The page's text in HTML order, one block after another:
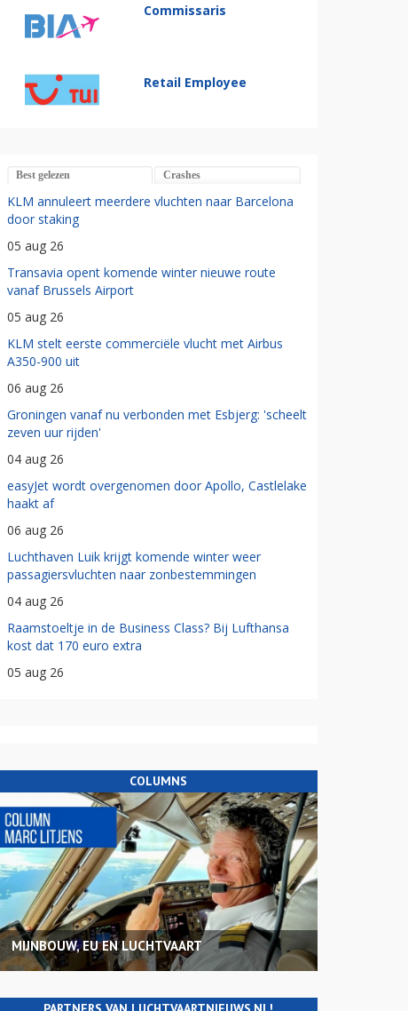
Commissaris
Retail Employee
Best gelezen Crashes
KLM annuleert meerdere vluchten naar Barcelona
door staking
05 aug 26
Transavia opent komende winter nieuwe route
vanaf Brussels Airport
05 aug 26
KLM stelt eerste commerciële vlucht met Airbus
A350-900 uit
06 aug 26
Groningen vanaf nu verbonden met Esbjerg: 'scheelt
zeven uur rijden'
04 aug 26
easyJet wordt overgenomen door Apollo, Castlelake
haakt af
06 aug 26
Luchthaven Luik krijgt komende winter weer
passagiersvluchten naar zonbestemmingen
04 aug 26
Raamstoeltje in de Business Class? Bij Lufthansa
kost dat 170 euro extra
05 aug 26
COLUMNS
MIJNBOUW, EU EN LUCHTVAART